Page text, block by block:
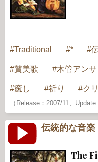
Traditional *
賛美歌 木管アン
癒し 祈り ク
（Release：2007/11、Update
伝統的な音楽
The